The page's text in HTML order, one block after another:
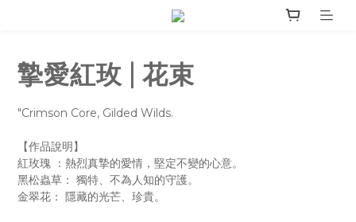
摯愛紅玫 | 花束
"Crimson Core, Gilded Wilds.
【作品說明】
紅玫瑰 ：熱烈真摯的愛情，堅定不變的心意。
黑松蟲草： 獨特、不為人知的守護。
金翠花： 隱藏的光芒、珍貴。